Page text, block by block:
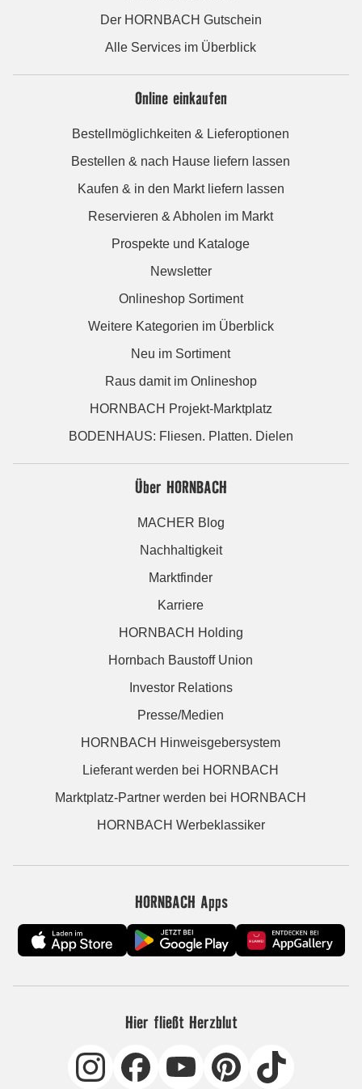
Der HORNBACH Gutschein
Alle Services im Überblick
Online einkaufen
Bestellmöglichkeiten & Lieferoptionen
Bestellen & nach Hause liefern lassen
Kaufen & in den Markt liefern lassen
Reservieren & Abholen im Markt
Prospekte und Kataloge
Newsletter
Onlineshop Sortiment
Weitere Kategorien im Überblick
Neu im Sortiment
Raus damit im Onlineshop
HORNBACH Projekt-Marktplatz
BODENHAUS: Fliesen. Platten. Dielen
Über HORNBACH
MACHER Blog
Nachhaltigkeit
Marktfinder
Karriere
HORNBACH Holding
Hornbach Baustoff Union
Investor Relations
Presse/Medien
HORNBACH Hinweisgebersystem
Lieferant werden bei HORNBACH
Marktplatz-Partner werden bei HORNBACH
HORNBACH Werbeklassiker
HORNBACH Apps
Hier fließt Herzblut